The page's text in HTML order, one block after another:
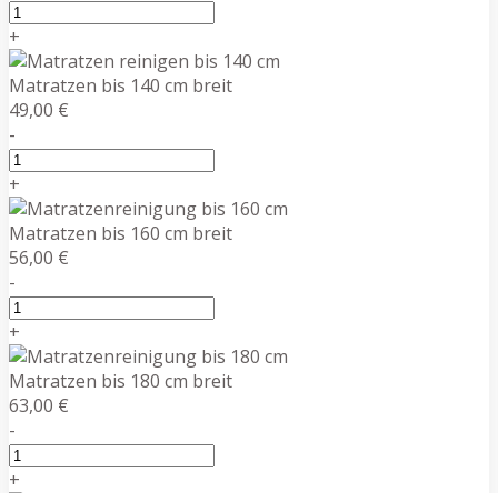
+
Matratzen bis 140 cm breit
49,00 €
-
+
Matratzen bis 160 cm breit
56,00 €
-
+
Matratzen bis 180 cm breit
63,00 €
-
+